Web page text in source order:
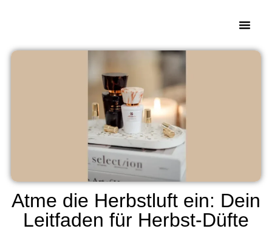
Atme die Herbstluft ein: Dein
Leitfaden für Herbst-Düfte